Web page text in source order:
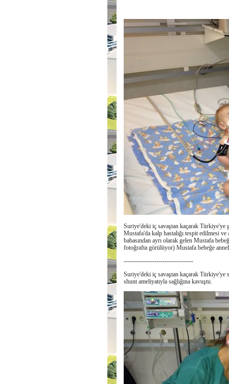
Suriye'deki iç savaştan kaçarak Türkiye'ye
Mustafa'da kalp hastalığı tespit edilmesi
babasından ayrı olarak gelen Mustafa
fotoğrafta görülüyor) Mustafa bebeğe
----------------------------------
Suriye'deki iç savaştan kaçarak Türkiye'ye
shunt ameliyatıyla sağlığına kavuştu.